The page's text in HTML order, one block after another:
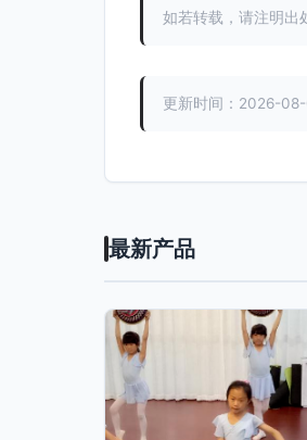
如若转载，请注明
更新时间：2026-
最新产品